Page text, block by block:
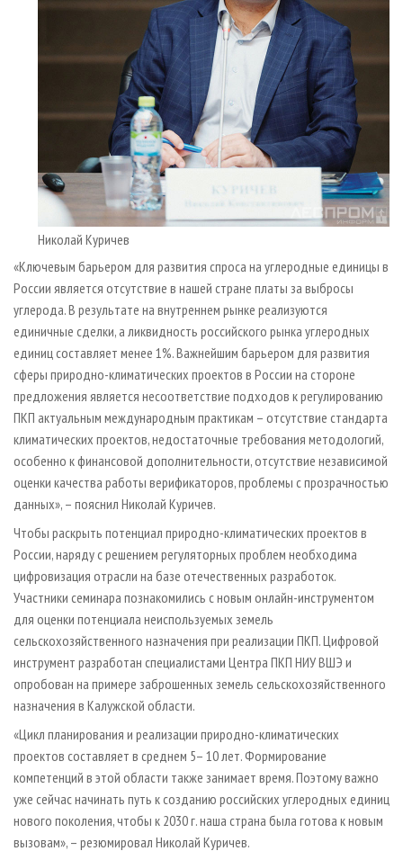
Николай Куричев
«Ключевым барьером для развития спроса на углеродные единицы в
России является отсутствие в нашей стране платы за выбросы
углерода. В результате на внутреннем рынке реализуются
единичные сделки, а ликвидность российского рынка углеродных
единиц составляет менее 1%. Важнейшим барьером для развития
сферы природно-климатических проектов в России на стороне
предложения является несоответствие подходов к регулированию
ПКП актуальным международным практикам – отсутствие стандарта
климатических проектов, недостаточные требования методологий,
особенно к финансовой дополнительности, отсутствие независимой
оценки качества работы верификаторов, проблемы с прозрачностью
данных», – пояснил Николай Куричев.
Чтобы раскрыть потенциал природно-климатических проектов в
России, наряду с решением регуляторных проблем необходима
цифровизация отрасли на базе отечественных разработок.
Участники семинара познакомились с новым онлайн-инструментом
для оценки потенциала неиспользуемых земель
сельскохозяйственного назначения при реализации ПКП. Цифровой
инструмент разработан специалистами Центра ПКП НИУ ВШЭ и
опробован на примере заброшенных земель сельскохозяйственного
назначения в Калужской области.
«Цикл планирования и реализации природно-климатических
проектов составляет в среднем 5– 10 лет. Формирование
компетенций в этой области также занимает время. Поэтому важно
уже сейчас начинать путь к созданию российских углеродных единиц
нового поколения, чтобы к 2030 г. наша страна была готова к новым
вызовам», – резюмировал Николай Куричев.